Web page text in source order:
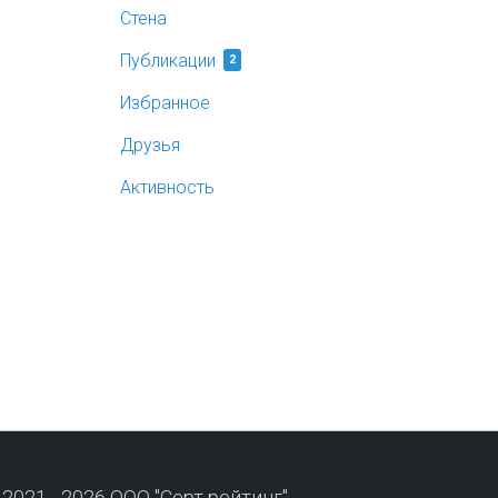
Стена
Публикации
2
Избранное
Друзья
Активность